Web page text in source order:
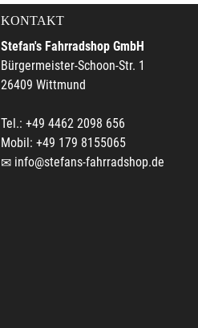
KONTAKT
Stefan's Fahrradshop GmbH
Bürgermeister-Schoon-Str. 1
26409 Wittmund
Tel.: +49 4462 2098 656
Mobil: +49 179 8155065
info@stefans-fahrradshop.de